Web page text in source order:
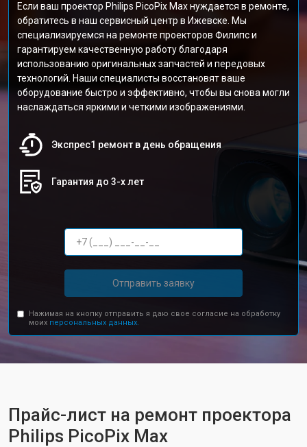
Если ваш проектор Philips PicoPix Max нуждается в ремонте,
обратитесь в наш сервисный центр в Ижевске. Мы
специализируемся на ремонте проекторов Филипс и
гарантируем качественную работу благодаря
использованию оригинальных запчастей и передовых
технологий. Наши специалисты восстановят ваше
оборудование быстро и эффективно, чтобы вы снова могли
наслаждаться яркими и четкими изображениями.
Экспрес1 ремонт в день обращения
Гарантия до 3-х лет
Отправить заявку
Нажимая на кнопку отправить я даю свое согласие на обработку
моих персональных данных.
Прайс-лист на ремонт проектора
Philips PicoPix Max